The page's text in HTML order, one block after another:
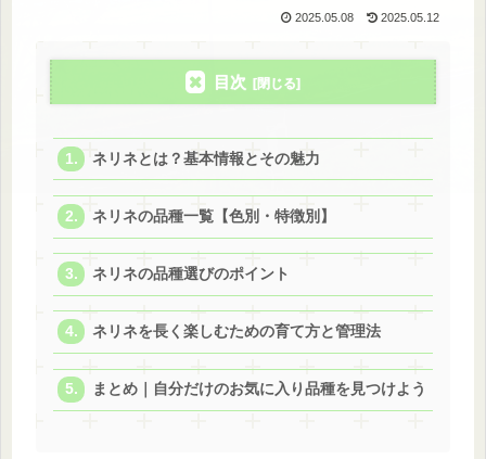
2025.05.08 2025.05.12
目次
ネリネとは？基本情報とその魅力
ネリネの品種一覧【色別・特徴別】
ネリネの品種選びのポイント
ネリネを長く楽しむための育て方と管理法
まとめ｜自分だけのお気に入り品種を見つけよう